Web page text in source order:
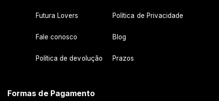
Futura Lovers Política de Privacidade
Fale conosco Blog
Política de devolução Prazos
Formas de Pagamento